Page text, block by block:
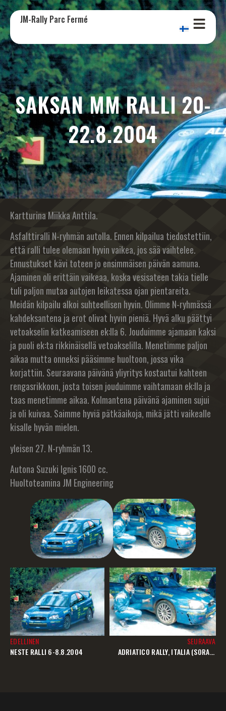
JM-Rally Parc Fermé
SAKSAN MM RALLI 20-
22.8.2004
Kartturina Miikka Anttila.
Asfalttiralli N-ryhmän autolla. Ennen kilpailua tiedostettiin,
että ralli tulee olemaan hyvin vaikea, jos sää vaihtelee.
Ennustukset kävi toteen jo ensimmäisen päivän aamuna.
Ajaminen oli erittäin vaikeaa, koska vesisateen takia tielle
tuli paljon mutaa autojen leikatessa ojan pientareita.
Meidän kilpailu alkoi suhteellisen hyvin. Olimme N-ryhmässä
kahdeksantena ja erot olivat hyvin pieniä. Hyvä alku päättyi
vetoakselin katkeamiseen ek:lla 6. Jouduimme ajamaan kaksi
ja puoli ek:ta rikkinäisellä vetoakselilla. Menetimme paljon
aikaa mutta onneksi pääsimme huoltoon, jossa vika
korjattiin. Seuraavana päivänä yliyritys kostautui kahteen
rengasrikkoon, josta toisen jouduimme vaihtamaan ek:lla ja
taas menetimme aikaa. Kolmantena päivänä ajaminen sujui
ja oli kuivaa. Saimme hyviä pätkäaikoja, mikä jätti vaikealle
kisalle hyvän mielen.
yleisen 27. N-ryhmän 13.
Autona Suzuki Ignis 1600 cc.
Huoltoteamina JM Engineering
EDELLINEN
NESTE RALLI 6-8.8.2004
SEURAAVA
ADRIATICO RALLY, ITALIA (SORA) 10-11.9.2004